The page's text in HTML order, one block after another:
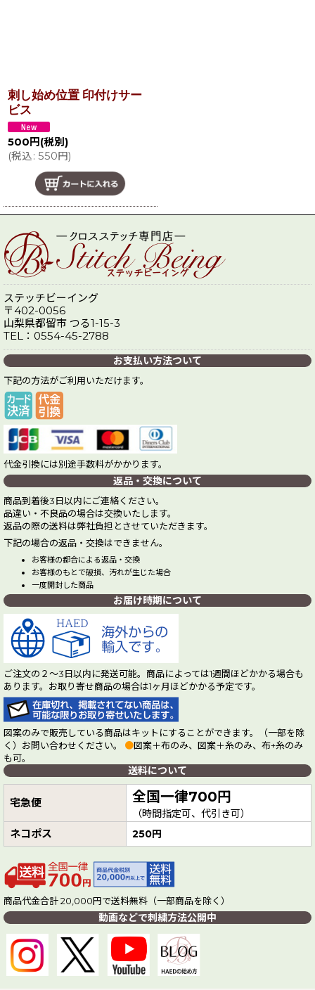
刺し始め位置 印付けサー
ビス
500 円 (税別)
(税込: 550円)
ステッチビーイング
〒402-0056
山梨県都留市 つる1-15-3
TEL：0554-45-2788
お支払い方法ついて
下記の方法がご利用いただけます。
代金引換には別途手数料がかかります。
返品・交換について
商品到着後3日以内にご連絡ください。
品違い・不良品の場合は交換いたします。
返品の際の送料は弊社負担とさせていただきます。
下記の場合の返品・交換はできません。
お客様の都合による返品・交換
お客様のもとで破損、汚れが生じた場合
一度開封した商品
お届け時期について
ご注文の２～3日以内に発送可能。商品によっては1週間ほどかかる場合も
あります。お取り寄せ商品の場合は1ヶ月ほどかかる予定です。
図案のみで販売している商品はキットにすることができます。（一部を除
く）お問い合わせください。 ●図案＋布のみ、図案＋糸のみ、布+糸のみ
も可。
送料について
宅急便 全国一律700円
（時間指定可、代引き可）
ネコポス 250円
商品代金合計 20,000円で送料無料（一部商品を除く）
動画などで刺繍方法公開中